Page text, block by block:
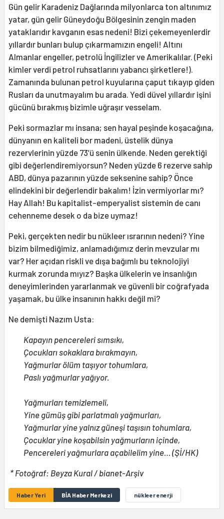
Gün gelir Karadeniz Dağlarında milyonlarca ton altınımız
yatar, gün gelir Güneydoğu Bölgesinin zengin maden
yataklarıdır kavganın esas nedeni! Bizi çekemeyenlerdir
yıllardır bunları bulup çıkarmamızın engeli! Altını
Almanlar engeller, petrolü İngilizler ve Amerikalılar. (Peki
kimler verdi petrol ruhsatlarını yabancı şirketlere!).
Zamanında bulunan petrol kuyularına çaput tıkayıp giden
Rusları da unutmayalım bu arada. Yedi düvel yıllardır işini
gücünü bırakmış bizimle uğraşır vesselam.
Peki sormazlar mı insana; sen hayal peşinde koşacağına,
dünyanın en kaliteli bor madeni, üstelik dünya
rezervlerinin yüzde 73’ü senin ülkende. Neden gerektiği
gibi değerlendiremiyorsun? Neden yüzde 6 rezerve sahip
ABD, dünya pazarının yüzde seksenine sahip? Önce
elindekini bir değerlendir bakalım! İzin vermiyorlar mı?
Hay Allah! Bu kapitalist-emperyalist sistemin de canı
cehenneme desek o da bize uymaz!
Peki, gerçekten nedir bu nükleer ısrarının nedeni? Yine
bizim bilmediğimiz, anlamadığımız derin mevzular mı
var? Her açıdan riskli ve dışa bağımlı bu teknolojiyi
kurmak zorunda mıyız? Başka ülkelerin ve insanlığın
deneyimlerinden yararlanmak ve güvenli bir coğrafyada
yaşamak, bu ülke insanının hakkı değil mi?
Ne demişti Nazım Usta:
Kapayın pencereleri sımsıkı,
Çocukları sokaklara bırakmayın,
Yağmurlar ölüm taşıyor tohumlara,
Paslı yağmurlar yağıyor.
Yağmurları temizlemeli,
Yine gümüş gibi parlatmalı yağmurları,
Yağmurlar yine yalnız güneşi taşısın tohumlara,
Çocuklar yine koşabilsin yağmurların içinde,
Pencereleri yağmurlara açabilelim yine… (Şİ/HK)
* Fotoğraf: Beyza Kural / bianet-Arşiv
Haber Yeri BİA Haber Merkezi nükleer enerji